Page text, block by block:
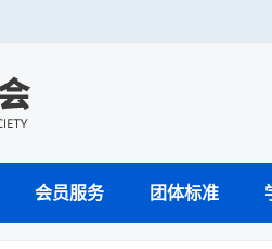
会员服务 团体标准